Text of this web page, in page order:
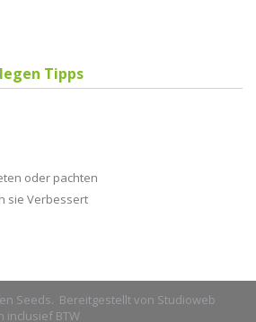
Tipps
oder pachten
sie Verbessert
Seeds. Bereitgestellt von Studioweb
inclusief BTW